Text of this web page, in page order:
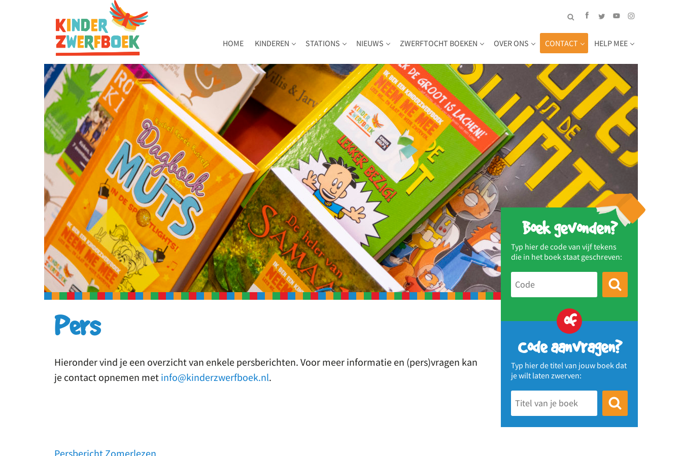
HOME KINDEREN STATIONS NIEUWS ZWERFTOCHT BOEKEN OVER ONS CONTACT HELP MEE
Boek gevonden?
Typ hier de code van vijf tekens
die in het boek staat geschreven:
of
Code aanvragen?
Typ hier de titel van jouw boek dat
je wilt laten zwerven:
Pers
Hieronder vind je een overzicht van enkele persberichten. Voor meer informatie en (pers)vragen kan
je contact opnemen met info@kinderzwerfboek.nl.
Persbericht Zomerlezen